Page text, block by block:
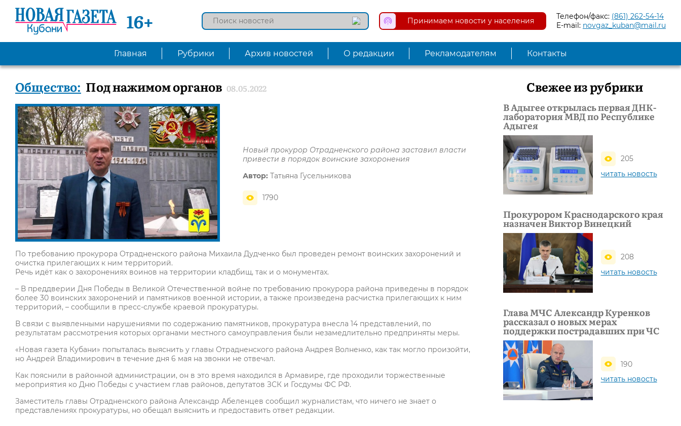
16+ Принимаем новости у населения Телефон/факс: (861) 262-54-14
E-mail: novgaz_kuban@mail.ru
Главная Рубрики Архив новостей О редакции Рекламодателям Контакты
Общество: Под нажимом органов 08.05.2022
Новый прокурор Отрадненского района заставил власти
привести в порядок воинские захоронения
Автор: Татьяна Гусельникова
1790
По требованию прокурора Отрадненского района Михаила Дудченко был проведен ремонт воинских захоронений и
очистка прилегающих к ним территорий.
Речь идёт как о захоронениях воинов на территории кладбищ, так и о монументах.
– В преддверии Дня Победы в Великой Отечественной войне по требованию прокурора района приведены в порядок
более 30 воинских захоронений и памятников военной истории, а также произведена расчистка прилегающих к ним
территорий, – сообщили в пресс-службе краевой прокуратуры.
В связи с выявленными нарушениями по содержанию памятников, прокуратура внесла 14 представлений, по
результатам рассмотрения которых органами местного самоуправления были незамедлительно предприняты меры.
«Новая газета Кубани» попыталась выяснить у главы Отрадненского района Андрея Волненко, как так могло произойти,
но Андрей Владимирович в течение дня 6 мая на звонки не отвечал.
Как пояснили в районной администрации, он в это время находился в Армавире, где проходили торжественные
мероприятия ко Дню Победы с участием глав районов, депутатов ЗСК и Госдумы ФС РФ.
Заместитель главы Отрадненского района Александр Абеленцев сообщил журналистам, что ничего не знает о
представлениях прокуратуры, но обещал выяснить и предоставить ответ редакции.
Свежее из рубрики
В Адыгее открылась первая ДНК-
лаборатория МВД по Республике
Адыгея
205
читать новость
Прокурором Краснодарского края
назначен Виктор Винецкий
208
читать новость
Глава МЧС Александр Куренков
рассказал о новых мерах
поддержки пострадавших при ЧС
190
читать новость